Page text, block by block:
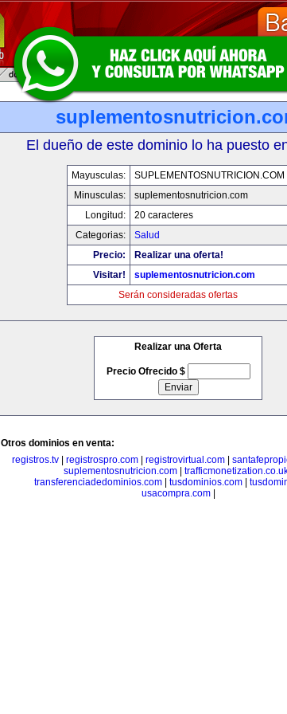
El dueño de este dominio lo ha puesto
Mayusculas:
SUPLEMENTOSNUTRICION.COM
Minusculas:
suplementosnutricion.com
Longitud:
20 caracteres
Categorias:
Salud
Precio:
Realizar una oferta!
Visitar!
suplementosnutricion.com
Serán consideradas ofertas
Realizar una Oferta
Precio Ofrecido $
Otros dominios en venta:
registros.tv
registrospro.com registrovirtual.com
suplementosnutricion.com|
transferenciadedominios.com| tusdominios.com|
usacompra.com|